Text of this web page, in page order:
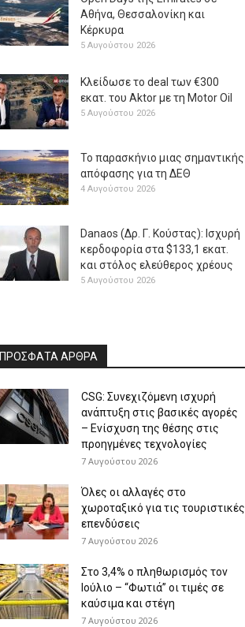
Αθήνα, Θεσσαλονίκη και
Κέρκυρα
5 Αυγούστου 2026
Κλείδωσε το deal των €300
εκατ. του Aktor με τη Μotor Oil
5 Αυγούστου 2026
Το παρασκήνιο μιας σημαντικής
απόφασης για τη ΔΕΘ
4 Αυγούστου 2026
Danaos (Δρ. Γ. Κούστας): Ισχυρή
κερδοφορία στα $133,1 εκατ.
και στόλος ελεύθερος χρέους
5 Αυγούστου 2026
ΠΡΟΣΦΑΤΑ ΑΡΘΡΑ
CSG: Συνεχιζόμενη ισχυρή
ανάπτυξη στις βασικές αγορές
– Ενίσχυση της θέσης στις
προηγμένες τεχνολογίες
7 Αυγούστου 2026
Όλες οι αλλαγές στο
χωροταξικό για τις τουριστικές
επενδύσεις
7 Αυγούστου 2026
Στο 3,4% ο πληθωρισμός τον
Ιούλιο – “Φωτιά” οι τιμές σε
καύσιμα και στέγη
7 Αυγούστου 2026